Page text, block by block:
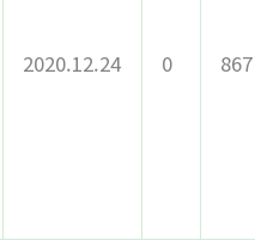
2020.12.24 0 867